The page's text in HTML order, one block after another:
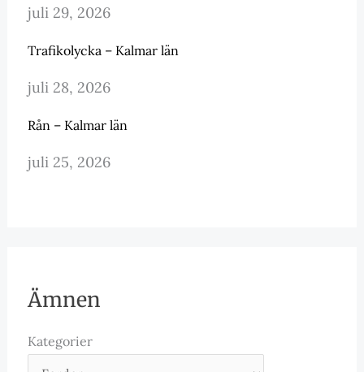
juli 29, 2026
Trafikolycka – Kalmar län
juli 28, 2026
Rån – Kalmar län
juli 25, 2026
Ämnen
Kategorier